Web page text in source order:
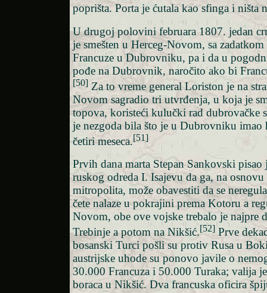
poprišta. Porta je ćutala kao sfinga i ništa
U drugoj polovini februara 1807. jedan
je smešten u Herceg-Novom, sa
Francuze u Dubrovniku, pa i da u
pođe na Dubrovnik, naročito ako bi
[50] Za to vreme general Loriston je na
Novom sagradio tri utvrđenja, u koja je
topova, koristeći kulučki rad dubrovačke
je nezgoda bila što je u Dubrovniku imao
četiri meseca.[51]
Prvih dana marta Stepan Sankovski
ruskog odreda I. Isajevu da ga, na
mitropolita, može obavestiti da se
čete nalaze u pokrajini prema Kotoru a
Novom, obe ove vojske trebalo je najpre
Trebinje a potom na Nikšić.[52] Prve
bosanski Turci pošli su protiv Rusa u
austrijske uhode su ponovo javile o
30.000 Francuza i 50.000 Turaka; valija
boraca u Nikšić. Dva francuska oficira